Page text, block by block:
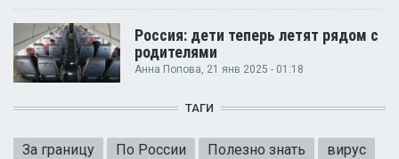
Россия: дети теперь летят рядом с
родителями
Анна Попова, 21 янв 2025 - 01:18
ТАГИ
За границу По России Полезно знать
вирус